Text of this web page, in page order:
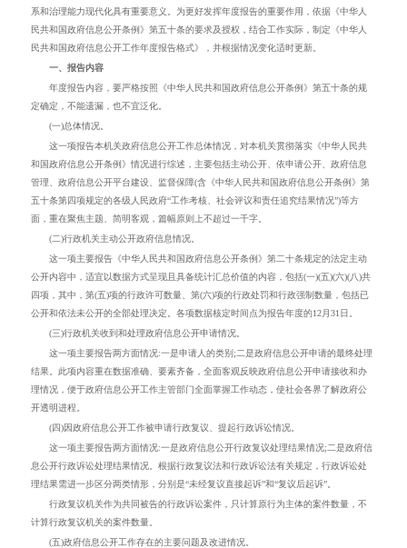
系和治理能力现代化具有重要意义。为更好发挥年度报告的重要作用，依据《中华人
民共和国政府信息公开条例》第五十条的要求及授权，结合工作实际，制定《中华人
民共和国政府信息公开工作年度报告格式》，并根据情况变化适时更新。
一、报告内容
年度报告内容，要严格按照《中华人民共和国政府信息公开条例》第五十条的规
定确定，不能遗漏，也不宜泛化。
(一)总体情况。
这一项报告本机关政府信息公开工作总体情况，对本机关贯彻落实《中华人民共
和国政府信息公开条例》情况进行综述，主要包括主动公开、依申请公开、政府信息
管理、政府信息公开平台建设、监督保障(含《中华人民共和国政府信息公开条例》第
五十条第四项规定的各级人民政府“工作考核、社会评议和责任追究结果情况”)等方
面，重在聚焦主题、简明客观，篇幅原则上不超过一千字。
(二)行政机关主动公开政府信息情况。
这一项主要报告《中华人民共和国政府信息公开条例》第二十条规定的法定主动
公开内容中，适宜以数据方式呈现且具备统计汇总价值的内容，包括(一)(五)(六)(八)共
四项，其中，第(五)项的行政许可数量、第(六)项的行政处罚和行政强制数量，包括已
公开和依法未公开的全部处理决定。各项数据核定时间点为报告年度的12月31 日。
(三)行政机关收到和处理政府信息公开申请情况。
这一项主要报告两方面情况:一是申请人的类别;二是政府信息公开申请的最终处理
结果。此项内容重在数据准确、要素齐备，全面客观反映政府信息公开申请接收和办
理情况，便于政府信息公开工作主管部门全面掌握工作动态，使社会各界了解政府公
开透明进程。
(四)因政府信息公开工作被申请行政复议、提起行政诉讼情况。
这一项主要报告两方面情况:一是政府信息公开行政复议处理结果情况;二是政府信
息公开行政诉讼处理结果情况。根据行政复议法和行政诉讼法有关规定，行政诉讼处
理结果需进一步区分两类情形，分别是“未经复议直接起诉”和“复议后起诉”。
行政复议机关作为共同被告的行政诉讼案件，只计算原行为主体的案件数量，不
计算行政复议机关的案件数量。
(五)政府信息公开工作存在的主要问题及改进情况。